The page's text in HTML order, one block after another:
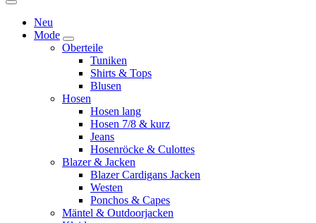
Neu
Mode
Oberteile
Tuniken
Shirts & Tops
Blusen
Hosen
Hosen lang
Hosen 7/8 & kurz
Jeans
Hosenröcke & Culottes
Blazer & Jacken
Blazer Cardigans Jacken
Westen
Ponchos & Capes
Mäntel & Outdoorjacken